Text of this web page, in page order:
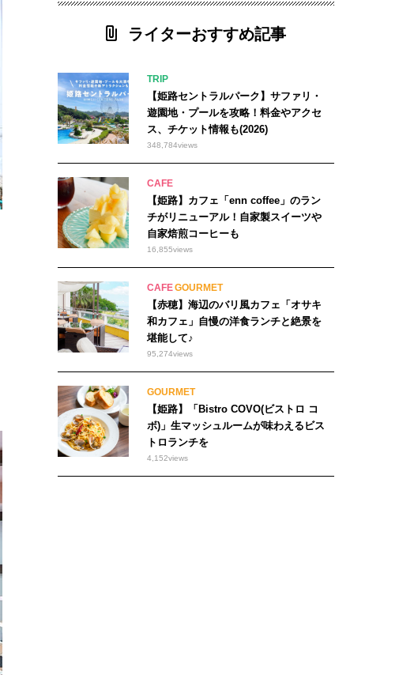
ライターおすすめ記事
TRIP
【姫路セントラルパーク】サファリ・
遊園地・プールを攻略！料金やアクセ
ス、チケット情報も(2026)
348,784views
CAFE
【姫路】カフェ「enn coffee」のラン
チがリニューアル！自家製スイーツや
自家焙煎コーヒーも
16,855views
CAFEGOURMET
【赤穂】海辺のバリ風カフェ「オサキ
和カフェ」自慢の洋食ランチと絶景を
堪能して♪
95,274views
GOURMET
【姫路】「Bistro COVO(ビストロ コ
ボ)」生マッシュルームが味わえるビス
トロランチを
4,152views